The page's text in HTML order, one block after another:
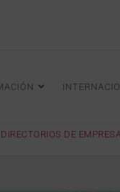
DIRECTORIOS DE